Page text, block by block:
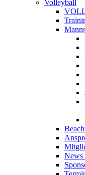
Volleyball
News